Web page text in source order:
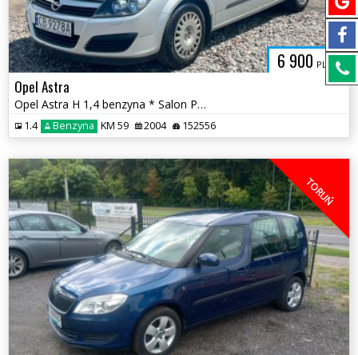
6 900 PLN
Opel Astra
Opel Astra H 1,4 benzyna * Salon Polska 1 właściciel od nowości *
1.4 Benzyna KM 59 2004 152556
TORUŃ